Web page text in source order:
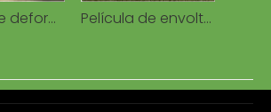
Película de deformación de ensilaje de balas de algodón Empaquetadora de algodón Fabricante de película de deformación de balas de algodón Película de ensilaje de plástico extruido Película de envoltura de ensilaje Película de envoltura elástica de rollo redondo LLDPE para ensilaje Película de envoltura de ensilaje de balas de hierba Película de ensilaje agrícola